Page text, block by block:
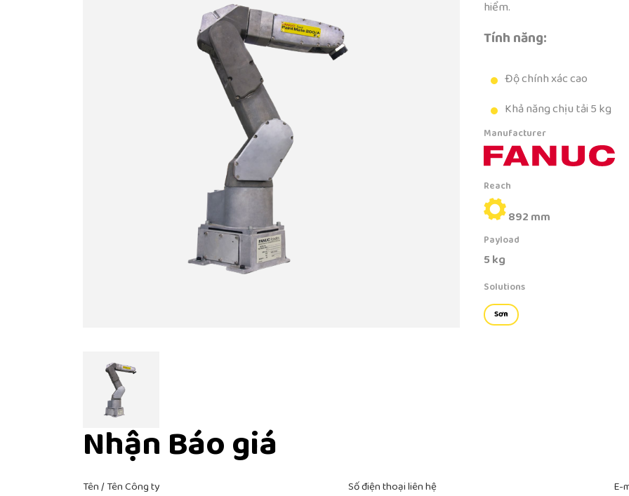
hiểm.
Tính năng:
Độ chính xác cao
Khả năng chịu tải 5 kg
Manufacturer
Reach
892 mm
Payload
5 kg
Solutions
Sơn
Nhận Báo giá
Tên / Tên Công ty Số điện thoại liên hệ E-